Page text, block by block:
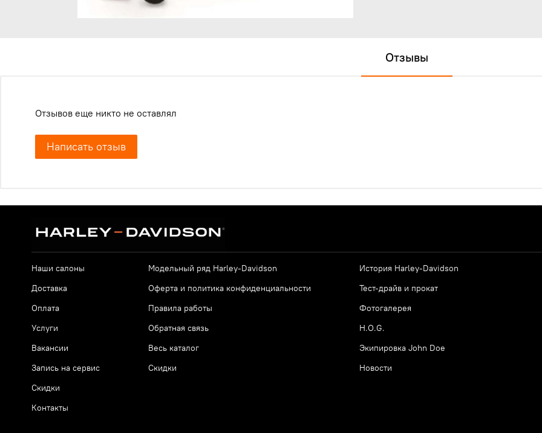
Отзывы
Отзывов еще никто не оставлял
Написать отзыв
Наши салоны
Доставка
Оплата
Услуги
Вакансии
Запись на сервис
Скидки
Контакты
Модельный ряд Harley-Davidson
Оферта и политика конфиденциальности
Правила работы
Обратная связь
Весь каталог
Скидки
История Harley-Davidson
Тест-драйв и прокат
Фотогалерея
H.O.G.
Экипировка John Doe
Новости